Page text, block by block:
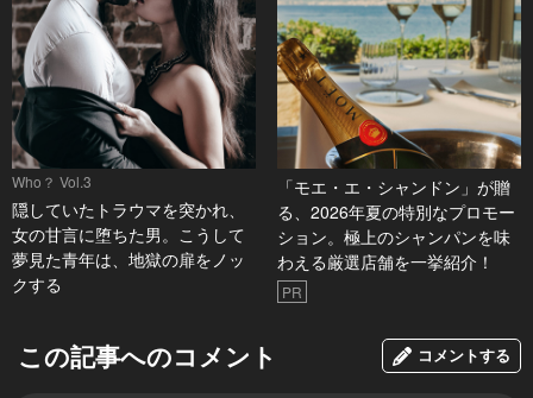
Who？ Vol.3
隠していたトラウマを突かれ、
女の甘言に堕ちた男。こうして
夢見た青年は、地獄の扉をノッ
クする
「モエ・エ・シャンドン」が贈
る、2026年夏の特別なプロモー
ション。極上のシャンパンを味
わえる厳選店舗を一挙紹介！
PR
この記事へのコメント コメントする